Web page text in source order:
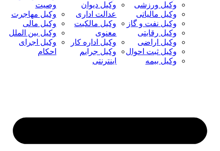
وکیل ورزشی
وکیل مالیاتی
وکیل نفت و گاز
وکیل رقابتی
وکیل اراضی
وکیل ثبت احوال
وکیل بیمه
وکیل دیوان
عدالت اداری
وکیل مالکیت
معنوی
وکیل اداره کار
وکیل جرایم
اینترنتی
وصیت
وکیل مهاجرت
وکیل مالی
وکیل بین الملل
وکیل اجرای
احکام